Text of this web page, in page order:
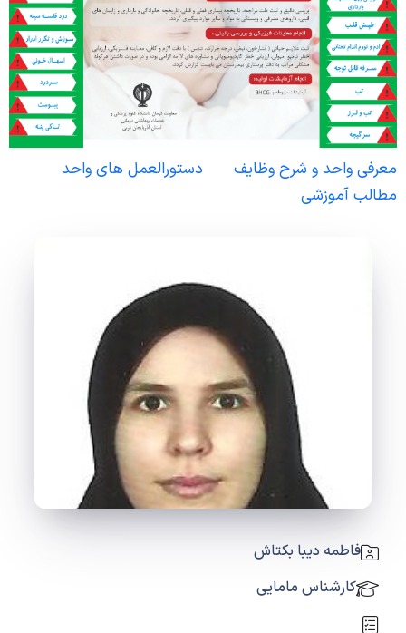
واحد سوء مصرف مواد
واحد بیماران خاص
پزشک خانواده و نظام ارجاع
اورژانس بیمارستانی
مدیر طب سنتی و مکمل ها
واحد اعتبار بخشی مراکز درمانی
واحد امور دندانپزشکان
واحد رسیدگی به شکایات
واحد گردشگری سلامت
امور فرهنگی
سیدالشهدا(ع)
رازی
زنان کوثر
چارت سازمانی
معرفی واحد و شرح وظایف
دستورالعمل های واحد
مطالب آموزشی
فاطمه دیبا بکتاش
کارشناس مامایی